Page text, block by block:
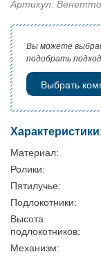
Артикул:
Вы можете
подобрать
Выбрать
Материал:
Ролики:
Пятилучье:
Подлокотники:
Высота
подлокотников:
Механизм: